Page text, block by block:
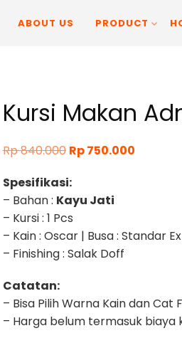
ABOUT US PRODUCT
Kursi Makan
Rp840.000 Original
was:
Rp 840.000.
Rp750.000Current
Spesifikasi:
– Bahan : Kayu Jati
– Kursi : 1 Pcs
– Kain : Oscar | Busa : Standar
– Finishing : Salak Doff
Catatan:
– Bisa Pilih Warna Kain dan Cat
– Harga belum termasuk biaya